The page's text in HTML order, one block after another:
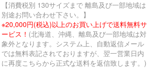
【消費税別 130サイズまで 離島及び一部地域は
別途お問い合わせ下さい。】
※20,000円(税込)以上のお買い上げで送料無料サ
ービス！ (北海道、沖縄、離島及び一部地域は対
象外となります。システム上、自動返信メール
では無料表記されておりますが、翌一営業日内
に再度こちらから正式な送料を返信致します。)